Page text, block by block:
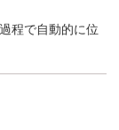
程で自動的に位